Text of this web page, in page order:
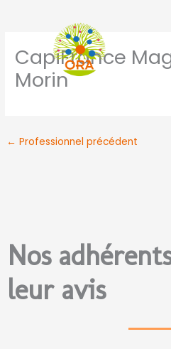
CapiFrance
Morin
← Professionnel précédent
Nos
leur avis